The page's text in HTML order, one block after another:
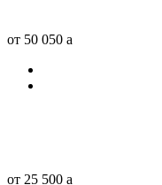
от 50 050 a
от 25 500 a